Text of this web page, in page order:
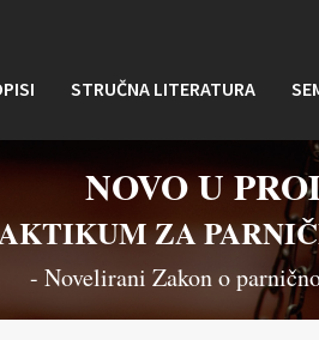
STRUČNA LITERATURA
NOVO U
ZA
- Novelirani Zakon o